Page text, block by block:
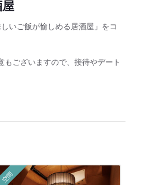
いご飯が愉しめる居酒屋」をコ
ございますので、接待やデート
空間